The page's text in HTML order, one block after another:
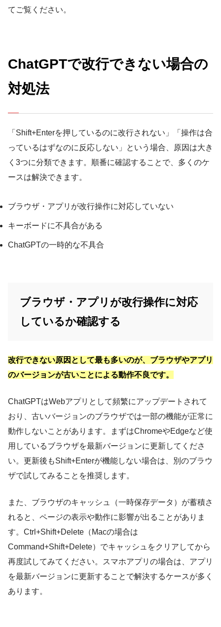
てご覧ください。
ChatGPTで改行できない場合の
対処法
「Shift+Enterを押しているのに改行されない」「操作は合
っているはずなのに反応しない」という場合、原因は大き
く3つに分類できます。順番に確認することで、多くのケ
ースは解決できます。
ブラウザ・アプリが改行操作に対応していない
キーボードに不具合がある
ChatGPTの一時的な不具合
ブラウザ・アプリが改行操作に対応
しているか確認する
改行できない原因として最も多いのが、ブラウザやアプリ
のバージョンが古いことによる動作不良です。
ChatGPTはWebアプリとして頻繁にアップデートされて
おり、古いバージョンのブラウザでは一部の機能が正常に
動作しないことがあります。まずはChromeやEdgeなど使
用しているブラウザを最新バージョンに更新してくださ
い。更新後もShift+Enterが機能しない場合は、別のブラウ
ザで試してみることを推奨します。
また、ブラウザのキャッシュ（一時保存データ）が蓄積さ
れると、ページの表示や動作に影響が出ることがありま
す。Ctrl+Shift+Delete（Macの場合は
Command+Shift+Delete）でキャッシュをクリアしてから
再度試してみてください。スマホアプリの場合は、アプリ
を最新バージョンに更新することで解決するケースが多く
あります。